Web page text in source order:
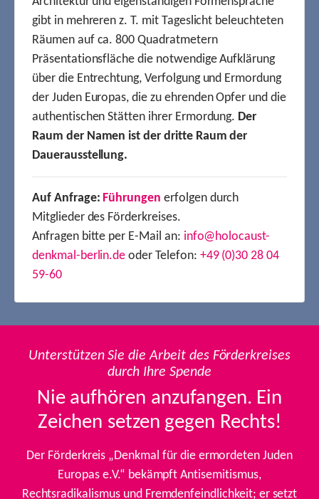
gibt in mehreren z. T. mit Tageslicht beleuchteten
Räumen auf ca. 800 Quadratmetern
Präsentationsfläche die notwendige Aufklärung
über die Entrechtung, Verfolgung und Ermordung
der Juden Europas, die zu ehrenden Opfer und die
authentischen Stätten ihrer Ermordung. Der
Raum der Namen ist der dritte Raum der
Dauerausstellung.
Auf Anfrage: Führungen erfolgen durch
Mitglieder des Förderkreises.
Anfragen bitte per E-Mail an: info@holocaust-
denkmal-berlin.de oder Telefon: +49 (0)30 28 04
59-60
Unterstützen Sie die Arbeit des Förderkreises
durch Ihre Spende
Nie aufhören anzufangen. Ein
Zeichen setzen gegen Rechts!
Der Förderkreis „Denkmal für die ermordeten Juden
Europas e.V.“ bekämpft Antisemitismus,
Rechtsradikalismus und Fremdenfeindlichkeit; er setzt